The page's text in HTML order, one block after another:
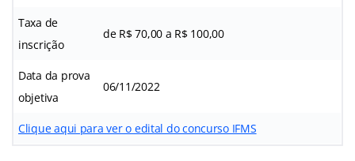
Taxa de
inscrição
de R$ 70,00 a R$ 100,00
Data da prova
objetiva
06/11/2022
Clique aqui para ver o edital do concurso IFMS